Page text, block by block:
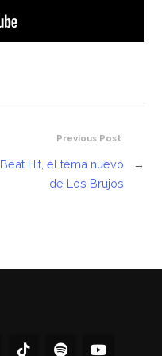
Previous Post
Beat Hit, el tema nuevo
de Los Brujos
→